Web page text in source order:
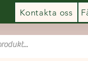
Kontakta oss